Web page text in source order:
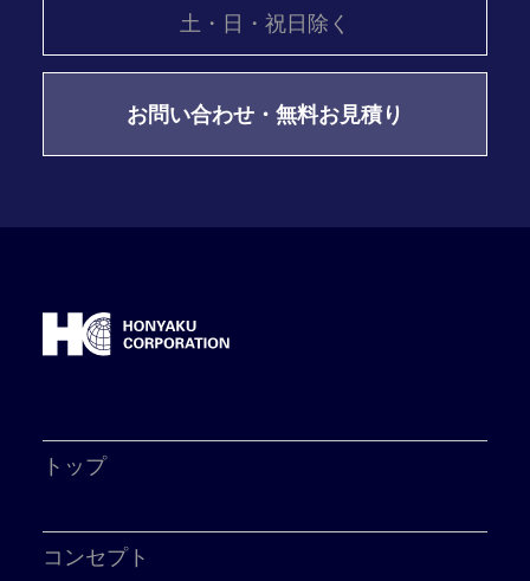
土・日・祝日除く
お問い合わせ・無料お見積り
トップ
コンセプト